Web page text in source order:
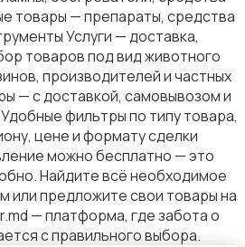
товары — препараты, средства
Услуги — доставка,
товаров под вид животного
производителей и частных
— с доставкой, самовывозом и
фильтры по типу товара,
цене и формату сделки
можно бесплатно — это
Найдите всё необходимое
или предложите свои товары на
— платформа, где забота о
с правильного выбора.